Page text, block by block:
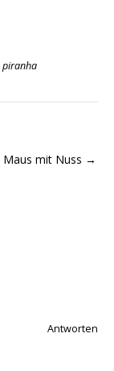
piranha
Maus mit Nuss
Antworten